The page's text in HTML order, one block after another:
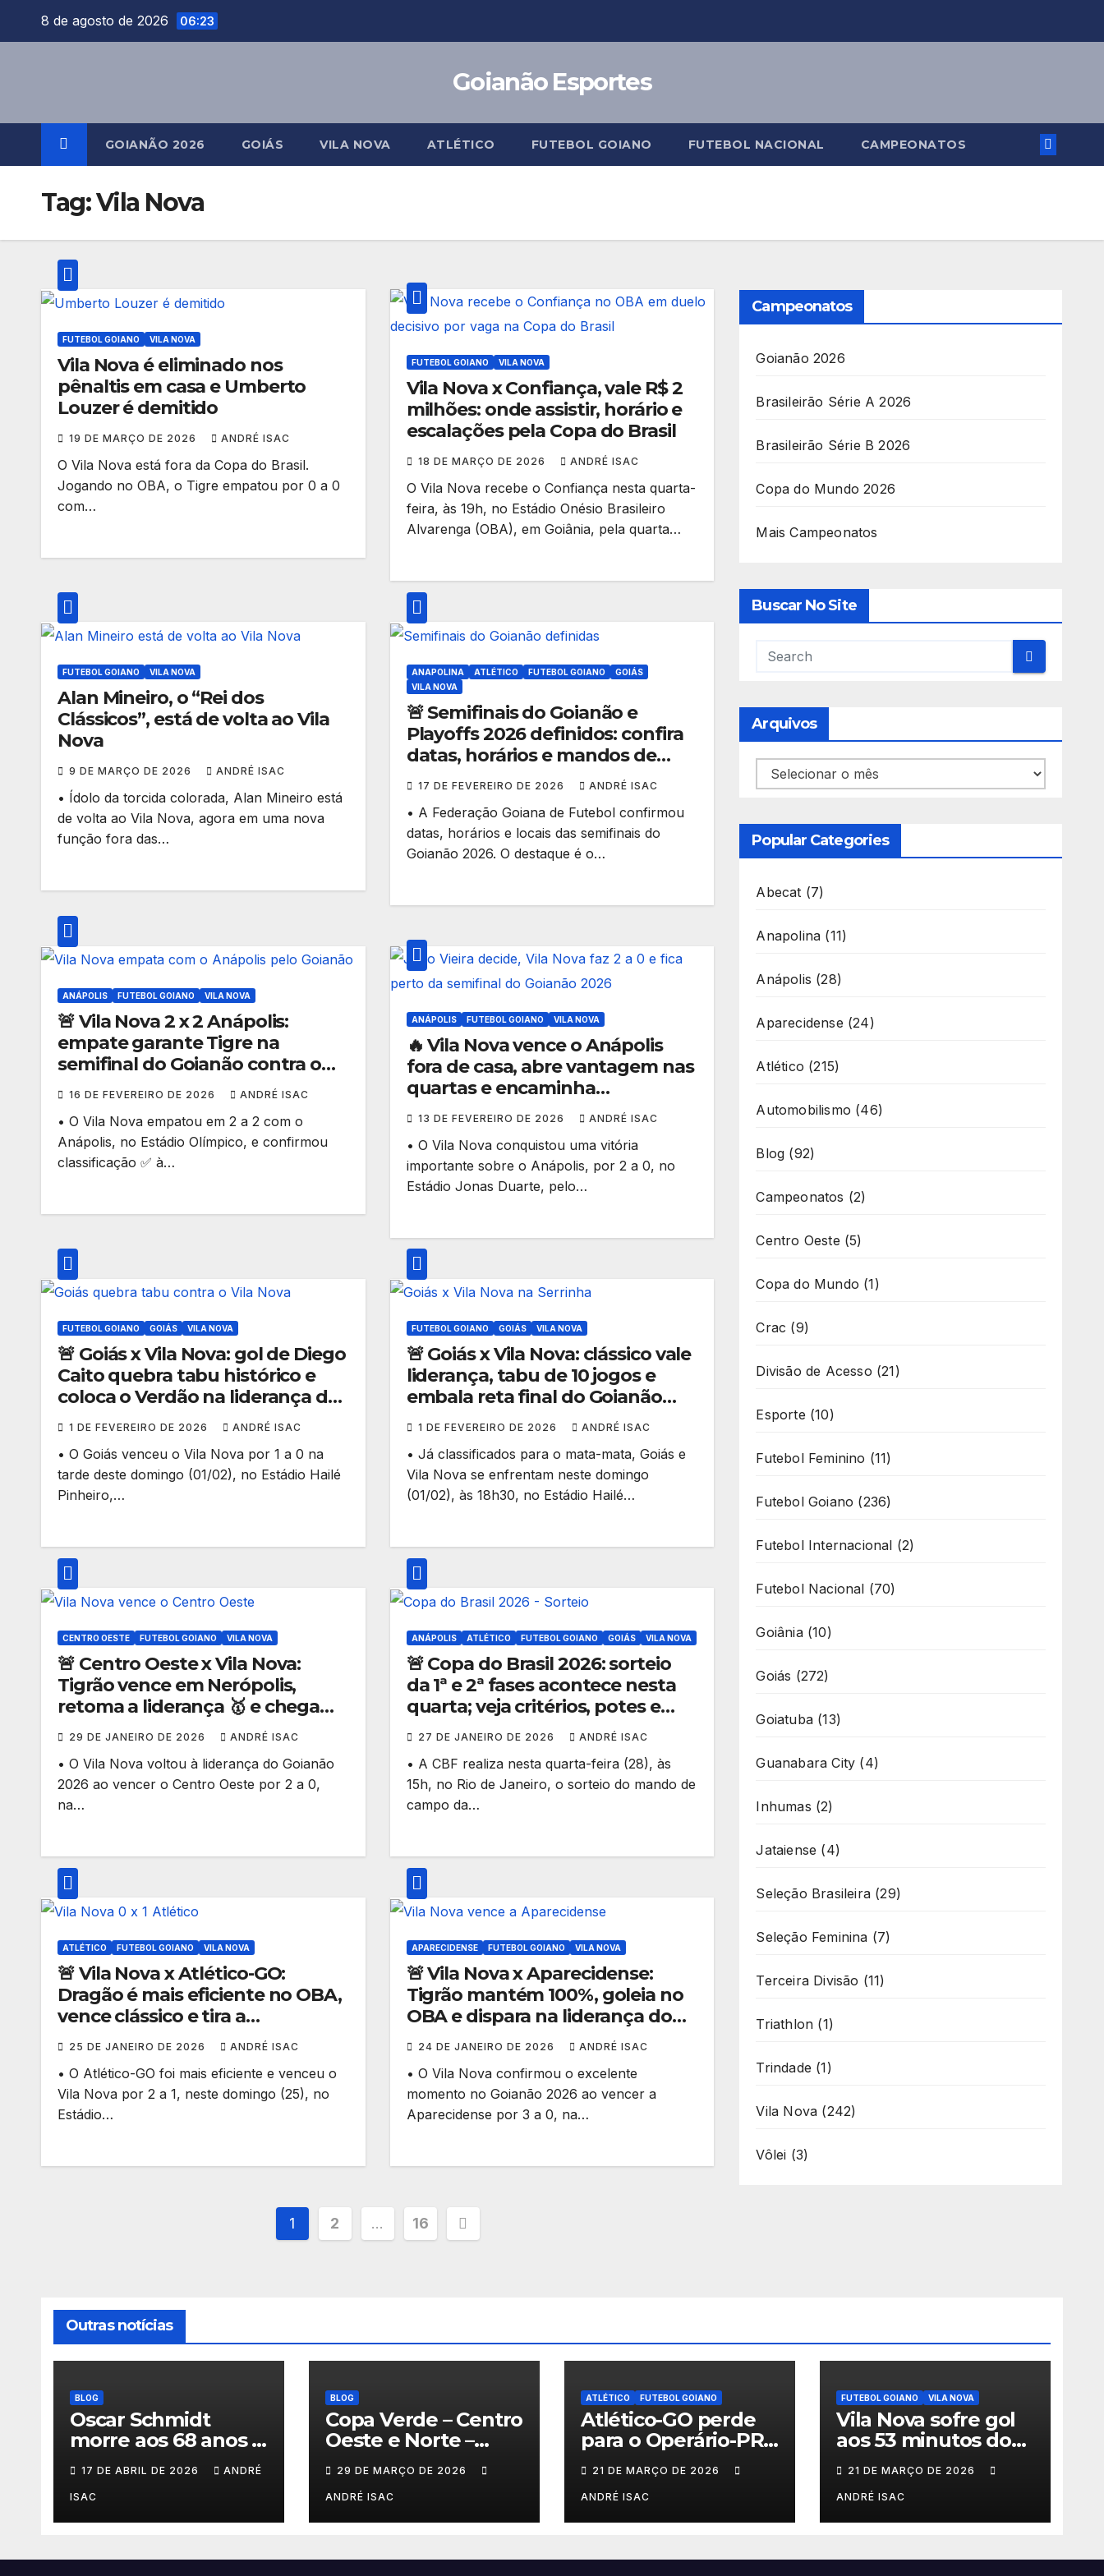
8 de agosto de 2026 06:23
Goianão Esportes
GOIANÃO 2026 GOIÁS VILA NOVA ATLÉTICO FUTEBOL GOIANO FUTEBOL NACIONAL CAMPEONATOS
Tag:Vila Nova
FUTEBOL GOIANO VILA NOVA
Vila Nova é eliminado nos
pênaltis em casa e Umberto
Louzer é demitido
19 DE MARÇO DE 2026 ANDRÉ ISAC
O Vila Nova está fora da Copa do Brasil.
Jogando no OBA, o Tigre empatou por 0 a 0
com…
FUTEBOL GOIANO VILA NOVA
Vila Nova x Confiança, vale R$ 2
milhões: onde assistir, horário e
escalações pela Copa do Brasil
18 DE MARÇO DE 2026 ANDRÉ ISAC
O Vila Nova recebe o Confiança nesta quarta-
feira, às 19h, no Estádio Onésio Brasileiro
Alvarenga (OBA), em Goiânia, pela quarta…
FUTEBOL GOIANO VILA NOVA
Alan Mineiro, o “Rei dos
Clássicos”, está de volta ao Vila
Nova
9 DE MARÇO DE 2026 ANDRÉ ISAC
• Ídolo da torcida colorada, Alan Mineiro está
de volta ao Vila Nova, agora em uma nova
função fora das…
ANAPOLINA ATLÉTICO FUTEBOL GOIANO
GOIÁS
VILA NOVA
🚨 Semifinais do Goianão e
Playoffs 2026 definidos: confira
datas, horários e mandos de
campo
17 DE FEVEREIRO DE 2026 ANDRÉ ISAC
• A Federação Goiana de Futebol confirmou
datas, horários e locais das semifinais do
Goianão 2026. O destaque é o…
ANÁPOLIS FUTEBOL GOIANO VILA NOVA
🚨 Vila Nova 2 x 2 Anápolis:
empate garante Tigre na
semifinal do Goianão contra o
Atlético; Goiás pega a Anapolina
16 DE FEVEREIRO DE 2026 ANDRÉ ISAC
• O Vila Nova empatou em 2 a 2 com o
Anápolis, no Estádio Olímpico, e confirmou
classificação ✅ à…
ANÁPOLIS FUTEBOL GOIANO VILA NOVA
🔥 Vila Nova vence o Anápolis
fora de casa, abre vantagem nas
quartas e encaminha
classificação no Goianão 2026
13 DE FEVEREIRO DE 2026 ANDRÉ ISAC
• O Vila Nova conquistou uma vitória
importante sobre o Anápolis, por 2 a 0, no
Estádio Jonas Duarte, pelo…
FUTEBOL GOIANO GOIÁS VILA NOVA
🚨 Goiás x Vila Nova: gol de Diego
Caito quebra tabu histórico e
coloca o Verdão na liderança do
Goianão 2026
1 DE FEVEREIRO DE 2026 ANDRÉ ISAC
• O Goiás venceu o Vila Nova por 1 a 0 na
tarde deste domingo (01/02), no Estádio Hailé
Pinheiro,…
FUTEBOL GOIANO GOIÁS VILA NOVA
🚨 Goiás x Vila Nova: clássico vale
liderança, tabu de 10 jogos e
embala reta final do Goianão
2026
1 DE FEVEREIRO DE 2026 ANDRÉ ISAC
• Já classificados para o mata-mata, Goiás e
Vila Nova se enfrentam neste domingo
(01/02), às 18h30, no Estádio Hailé…
CENTRO OESTE FUTEBOL GOIANO VILA NOVA
🚨 Centro Oeste x Vila Nova:
Tigrão vence em Nerópolis,
retoma a liderança 🥇 e chega
embalado para o clássico no
Goianão 2026
29 DE JANEIRO DE 2026 ANDRÉ ISAC
• O Vila Nova voltou à liderança do Goianão
2026 ao vencer o Centro Oeste por 2 a 0,
na…
ANÁPOLIS ATLÉTICO FUTEBOL GOIANO GOIÁS VILA NOVA
🚨 Copa do Brasil 2026: sorteio
da 1ª e 2ª fases acontece nesta
quarta; veja critérios, potes e
caminhos dos goianos
27 DE JANEIRO DE 2026 ANDRÉ ISAC
• A CBF realiza nesta quarta-feira (28), às
15h, no Rio de Janeiro, o sorteio do mando de
campo da…
ATLÉTICO FUTEBOL GOIANO VILA NOVA
🚨 Vila Nova x Atlético-GO:
Dragão é mais eficiente no OBA,
vence clássico e tira a
invencibilidade do líder no
Goianão 2026 🔥⚽
25 DE JANEIRO DE 2026 ANDRÉ ISAC
• O Atlético-GO foi mais eficiente e venceu o
Vila Nova por 2 a 1, neste domingo (25), no
Estádio…
APARECIDENSE FUTEBOL GOIANO VILA NOVA
🚨 Vila Nova x Aparecidense:
Tigrão mantém 100%, goleia no
OBA e dispara na liderança do
Goianão 2026 🏆🔴
24 DE JANEIRO DE 2026 ANDRÉ ISAC
• O Vila Nova confirmou o excelente
momento no Goianão 2026 ao vencer a
Aparecidense por 3 a 0, na…
Paginação
1 2 … 16
Campeonatos
Goianão 2026
Brasileirão Série A 2026
Brasileirão Série B 2026
Copa do Mundo 2026
Mais Campeonatos
Buscar No Site
Arquivos
Arquivos
Popular Categories
Abecat (7)
Anapolina (11)
Anápolis (28)
Aparecidense (24)
Atlético (215)
Automobilismo (46)
Blog (92)
Campeonatos (2)
Centro Oeste (5)
Copa do Mundo (1)
Crac (9)
Divisão de Acesso (21)
Esporte (10)
Futebol Feminino (11)
Futebol Goiano (236)
Futebol Internacional (2)
Futebol Nacional (70)
Goiânia(10)
Goiás (272)
Goiatuba(13)
Guanabara City (4)
Inhumas (2)
Jataiense (4)
Seleção Brasileira(29)
Seleção Feminina (7)
Terceira Divisão (11)
Triathlon (1)
Trindade (1)
Vila Nova (242)
Vôlei (3)
Outras notícias
BLOG
Oscar Schmidt
morre aos 68 anos e
histórico no
basquete mundial
17 DE ABRIL DE 2026 ANDRÉ
ISAC
BLOG
Copa Verde – Centro
Oeste e Norte –
29 DE MARÇO DE 2026
ANDRÉ ISAC
ATLÉTICO FUTEBOL GOIANO
Atlético-GO perde
para o Operário-PR
sob pressão a Série
B 2026
21 DE MARÇO DE 2026
ANDRÉ ISAC
FUTEBOL GOIANO VILA NOVA
Vila Nova sofre gol
aos 53 minutos do
vitória escapar na
estreia da Série B
21 DE MARÇO DE 2026
ANDRÉ ISAC